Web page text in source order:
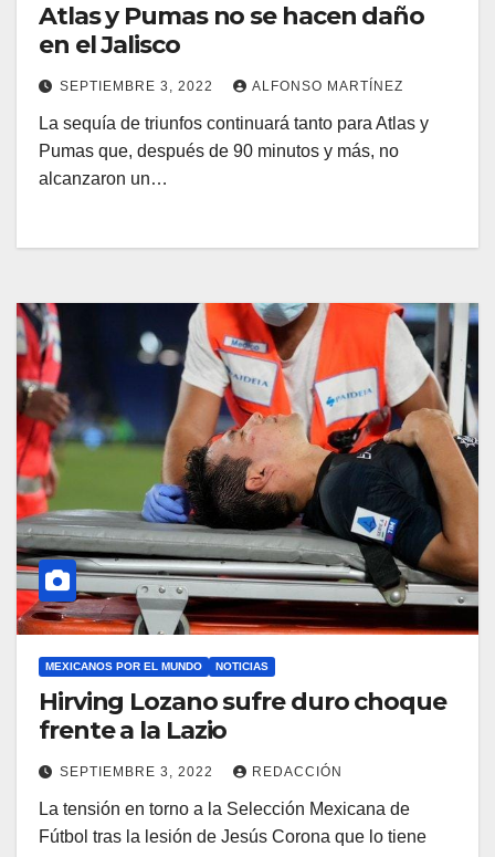
Atlas y Pumas no se hacen daño
en el Jalisco
SEPTIEMBRE 3, 2022 ALFONSO MARTÍNEZ
La sequía de triunfos continuará tanto para Atlas y
Pumas que, después de 90 minutos y más, no
alcanzaron un…
MEXICANOS POR EL MUNDO NOTICIAS
Hirving Lozano sufre duro choque
frente a la Lazio
SEPTIEMBRE 3, 2022 REDACCIÓN
La tensión en torno a la Selección Mexicana de
Fútbol tras la lesión de Jesús Corona que lo tiene